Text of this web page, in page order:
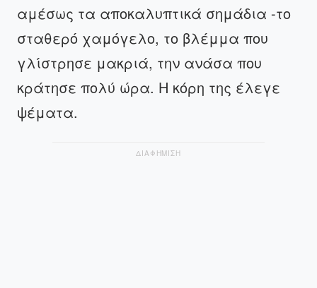
αμέσως τα αποκαλυπτικά σημάδια -το
σταθερό χαμόγελο, το βλέμμα που
γλίστρησε μακριά, την ανάσα που
κράτησε πολύ ώρα. Η κόρη της έλεγε
ψέματα.
ΔΙΑΦΗΜΙΣΗ